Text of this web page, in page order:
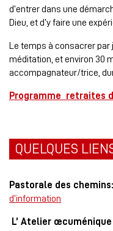
d’entrer dans une
Dieu, et d’y faire une
Le temps à consacrer par
méditation, et environ 30
accompagnateur/trice,
Programme retraites
QUELQUES
Pastorale des chemins:
d’information
L’ Atelier